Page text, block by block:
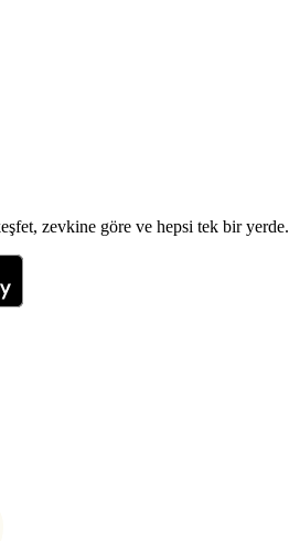
zevkine göre ve hepsi tek bir yerde.